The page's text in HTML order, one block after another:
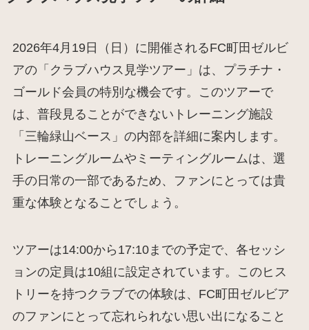
2026年4月19日（日）に開催されるFC町田ゼルビ
アの「クラブハウス見学ツアー」は、プラチナ・
ゴールド会員の特別な機会です。このツアーで
は、普段見ることができないトレーニング施設
「三輪緑山ベース」の内部を詳細に案内します。
トレーニングルームやミーティングルームは、選
手の日常の一部であるため、ファンにとっては貴
重な体験となることでしょう。
ツアーは14:00から17:10までの予定で、各セッシ
ョンの定員は10組に設定されています。このヒス
トリーを持つクラブでの体験は、FC町田ゼルビア
のファンにとって忘れられない思い出になること